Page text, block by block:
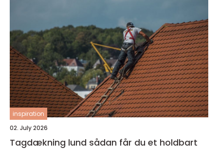
inspiration
02. July 2026
Tagdækning lund sådan får du et holdbart